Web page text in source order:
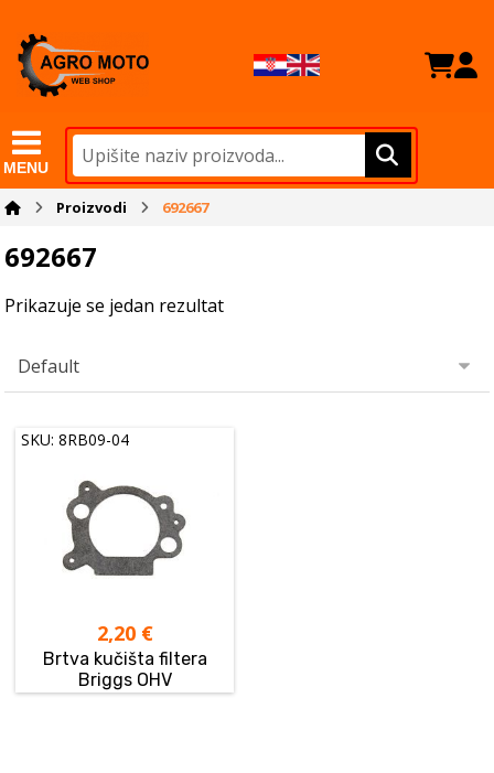
MENU
Proizvodi 692667
692667
Prikazuje se jedan rezultat
SKU: 8RB09-04
2,20 €
Brtva kučišta filtera
Briggs OHV